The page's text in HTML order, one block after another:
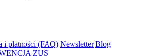
i płatności (FAQ) Newsletter Blog
ZUS